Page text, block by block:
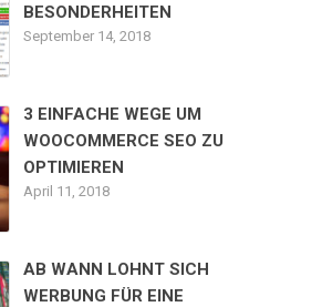
BESONDERHEITEN
September 14, 2018
3 EINFACHE WEGE UM
WOOCOMMERCE SEO ZU
OPTIMIEREN
April 11, 2018
AB WANN LOHNT SICH
WERBUNG FÜR EINE